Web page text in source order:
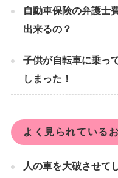
自動車保険の弁護士
出来るの？
子供が自転車に乗っ
しまった！
よく見られている
人の車を大破させて